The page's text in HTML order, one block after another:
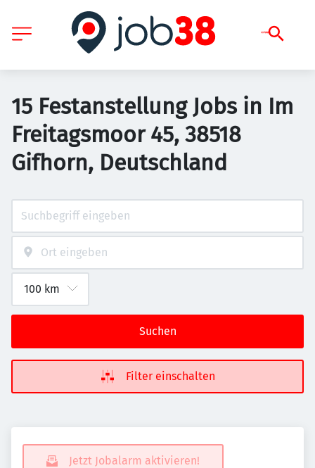
15 Festanstellung Jobs in Im
Freitagsmoor 45, 38518
Gifhorn, Deutschland
Suchen
Filter einschalten
Jetzt Jobalarm aktivieren!